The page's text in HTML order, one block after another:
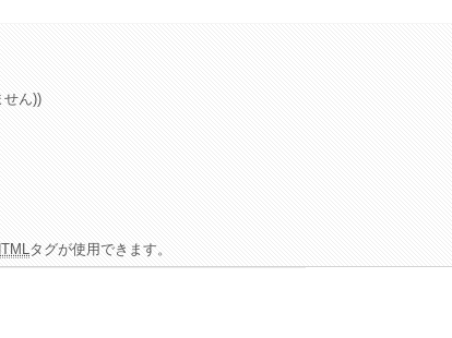
せん))
タグが使用できます。